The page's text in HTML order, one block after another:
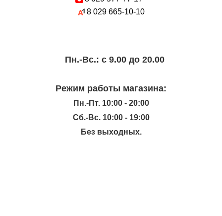
8 029 665-10-10
Пн.-Вc.: с 9.00 до 20.00
Режим работы магазина:
Пн.-Пт. 10:00 - 20:00
Сб.-Вс. 10:00 - 19:00
Без выходных.